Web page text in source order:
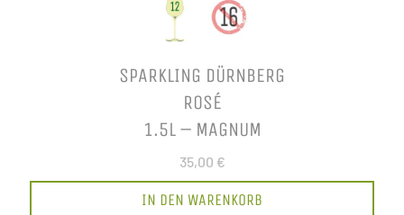
SPARKLING DÜRNBERG
ROSÉ
1.5L – MAGNUM
35,00 €
IN DEN WARENKORB